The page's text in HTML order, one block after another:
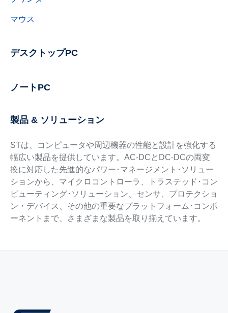
マウス
デスクトップPC
ノートPC
製品 & ソリューション
STは、コンピュータや周辺機器の性能と設計を強化する
幅広い製品を提供しています。AC-DCとDC-DCの両変
換に対応した先進的なパワー･マネージメント･ソリュー
ションから、マイクロコントローラ、トラステッド･コン
ピューティング･ソリューション、センサ、プロテクショ
ン・デバイス、その他の重要なプラットフォーム･コンポ
ーネントまで、さまざまな製品を取り揃えています。